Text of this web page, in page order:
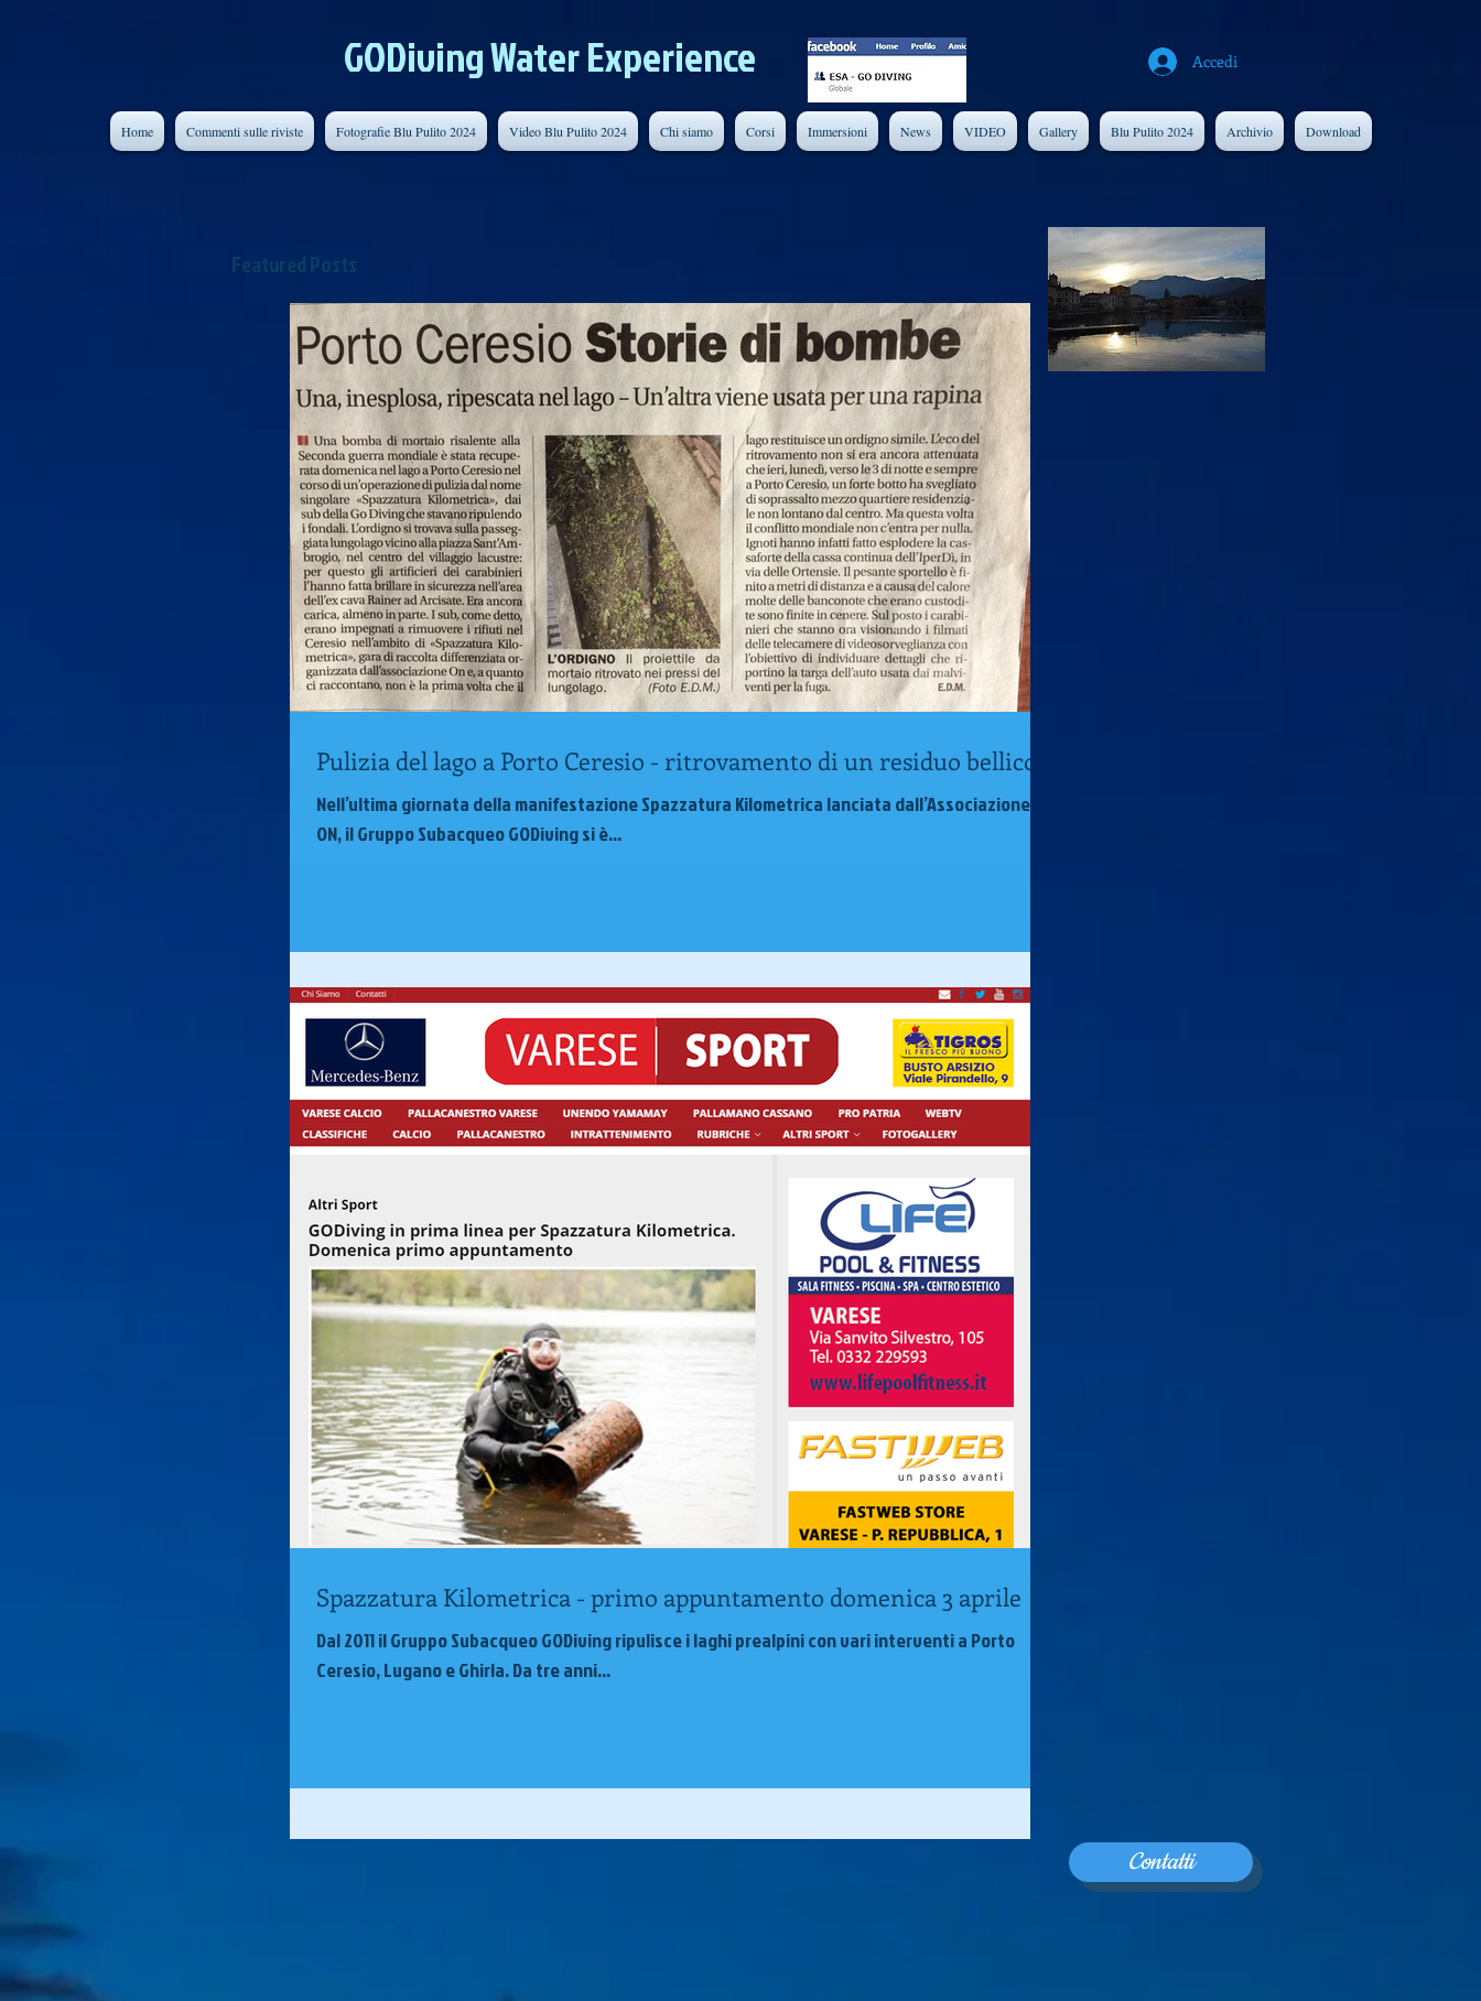
GODivingWater Experience Accedi
Home Commenti sulle riviste Fotografie Blu Pulito 2024 Video Blu Pulito 2024 Chi siamo Corsi Immersioni News VIDEO Gallery Blu Pulito 2024 Archivio Download
Featured Posts
Pulizia del lago a Porto Ceresio - ritrovamento di un residuo bellico
Nell’ultima giornata della manifestazione Spazzatura Kilometrica lanciata dall’Associazione
ON, il Gruppo Subacqueo GODiving si è...
Spazzatura Kilometrica - primo appuntamento domenica 3 aprile
Dal 2011 il Gruppo Subacqueo GODiving ripulisce i laghi prealpini con vari interventi a Porto
Ceresio, Lugano e Ghirla. Da tre anni...
Contatti